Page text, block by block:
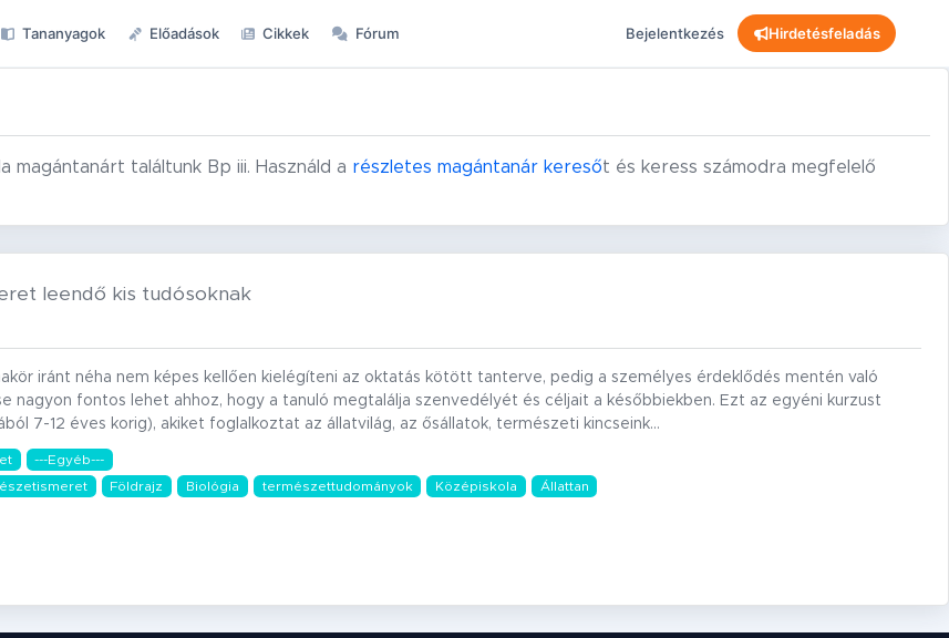
Tananyagok Előadások Cikkek Fórum Bejelentkezés Hirdetésfeladás
magántanárt találtunk Bp iii. Használd a részletes magántanár keresőt és keress számodra megfelelő
leendő kis tudósoknak
iránt néha nem képes kellően kielégíteni az oktatás kötött tanterve, pedig a személyes érdeklődés mentén való
nagyon fontos lehet ahhoz, hogy a tanuló megtalálja szenvedélyét és céljait a későbbiekben. Ezt az egyéni kurzust
7-12 éves korig), akiket foglalkoztat az állatvilág, az ősállatok, természeti kincseink…
---Egyéb---
Földrajz Biológia természettudományok Középiskola
Állattan